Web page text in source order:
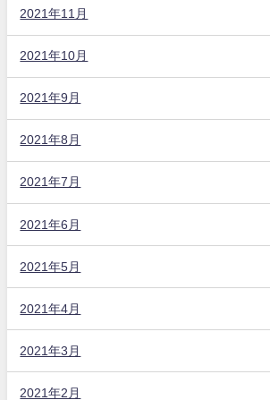
2021年11月
2021年10月
2021年9月
2021年8月
2021年7月
2021年6月
2021年5月
2021年4月
2021年3月
2021年2月